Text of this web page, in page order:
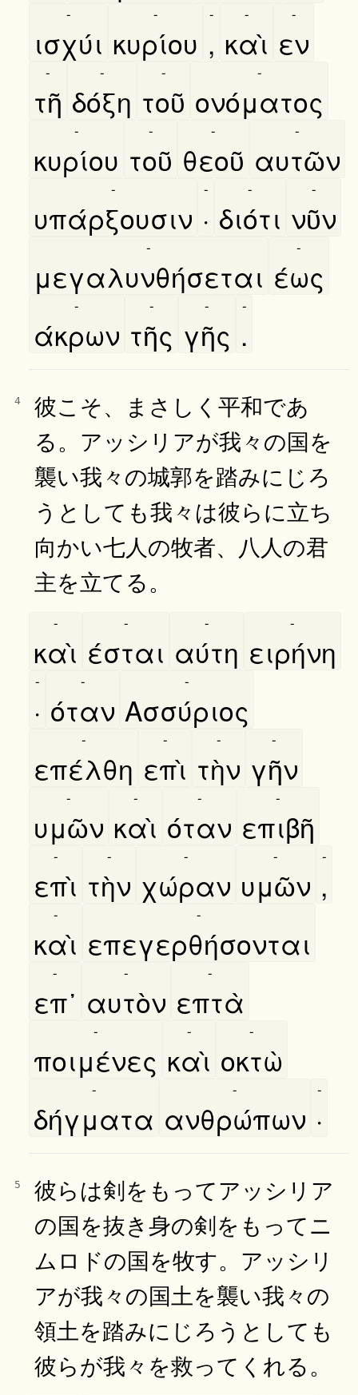
ισχύι
-
κυρίου
-
,
-
καὶ
-
εν
-
τῆ
-
δόξη
-
τοῦ
-
ονόματος
-
κυρίου
-
τοῦ
-
θεοῦ
-
αυτῶν
-
υπάρξουσιν
-
·
-
διότι
-
νῦν
-
μεγαλυνθήσεται
-
έως
-
άκρων
-
τῆς
-
γῆς
-
.
-
4
彼こそ、まさしく平和であ
る。アッシリアが我々の国を
襲い我々の城郭を踏みにじろ
うとしても我々は彼らに立ち
向かい七人の牧者、八人の君
主を立てる。
καὶ
-
έσται
-
αύτη
-
ειρήνη
-
·
-
όταν
-
Ασσύριος
-
επέλθη
-
επὶ
-
τὴν
-
γῆν
-
υμῶν
-
καὶ
-
όταν
-
επιβῆ
-
επὶ
-
τὴν
-
χώραν
-
υμῶν
-
,
-
καὶ
-
επεγερθήσονται
-
επ᾿
-
αυτὸν
-
επτὰ
-
ποιμένες
-
καὶ
-
οκτὼ
-
δήγματα
-
ανθρώπων
-
·
-
5
彼らは剣をもってアッシリア
の国を抜き身の剣をもってニ
ムロドの国を牧す。アッシリ
アが我々の国土を襲い我々の
領土を踏みにじろうとしても
彼らが我々を救ってくれる。